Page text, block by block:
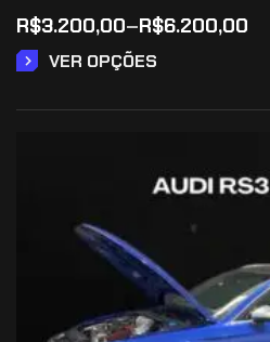
R$3.200,00–R$6.200,00
VER OPÇÕES